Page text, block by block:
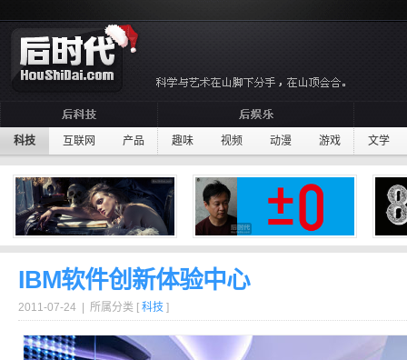
科技 互联网 产品 趣味 视频 动漫 游戏 文学
IBM软件创新体验中心
2011-07-24 | 所属分类 [ 科技 ]